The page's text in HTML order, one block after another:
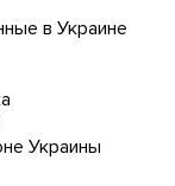
в Украине
Украины